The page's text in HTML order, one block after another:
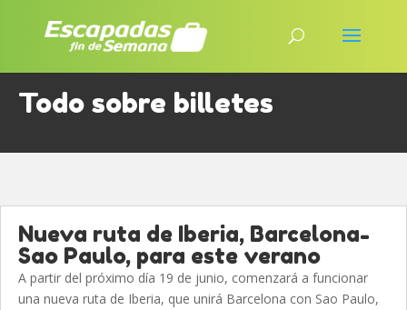
Todo sobre billetes
Nueva ruta de Iberia, Barcelona-
Sao Paulo, para este verano
A partir del próximo día 19 de junio, comenzará a funcionar
una nueva ruta de Iberia, que unirá Barcelona con Sao Paulo,